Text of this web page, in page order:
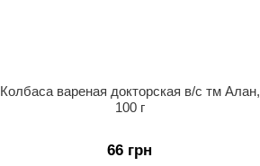
Колбаса вареная докторская в/с тм Алан,
100 г
66 грн